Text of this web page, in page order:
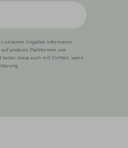
unserem Angebot informieren
anderen Plattformen wie
teilen diese auch mit Dritten, wenn